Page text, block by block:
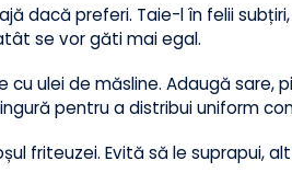
dacă preferi. Taie-l în felii
atât se vor găti mai egal.
cu ulei de măsline. Adaugă